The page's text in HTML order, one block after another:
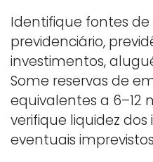
Identifique fontes
previdenciário,
investimentos,
Some reservas de
equivalentes a 6–12
verifique liquidez
eventuais